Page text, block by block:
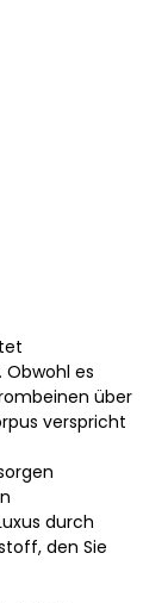
es
über
verspricht
durch
den Sie